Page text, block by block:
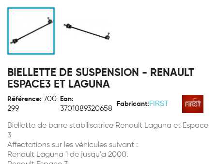
BIELLETTE DE SUSPENSION - RENAULT
ESPACE3 ET LAGUNA
Référence: 700
299
Ean:
3701089320658
Fabricant: FIRST
Biellette de barre stabilisatrice Renault Laguna et Espace
3
Affectations sur les véhicules suivant :
Renault Laguna 1 de jusqu'a 2000.